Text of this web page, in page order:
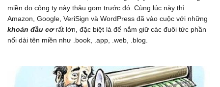
miền do công ty này thâu gom trước đó. Cùng lúc này thì
Amazon, Google, VeriSign và WordPress đã vào cuộc với những
khoản đầu cơrất lớn, đặc biệt là để nắm giữ các đuôi tức phần
nối dài tên miền như .book, .app, .web, .blog.